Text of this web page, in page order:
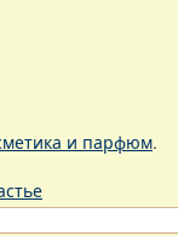
и парфюм.